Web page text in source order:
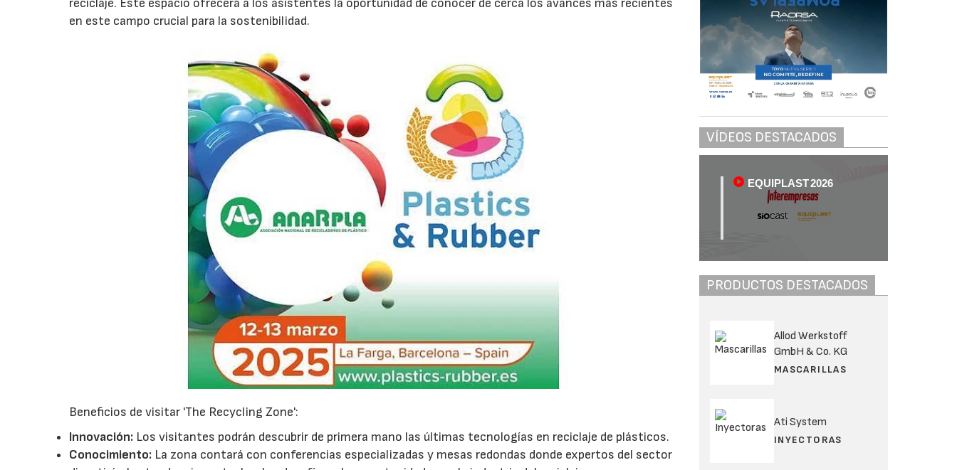
reciclaje. Este espacio ofrecerá a los asistentes la oportunidad de conocer de cerca los avances más recientes
en este campo crucial para la sostenibilidad.
Beneficios de visitar 'The Recycling Zone':
Innovación: Los visitantes podrán descubrir de primera mano las últimas tecnologías en reciclaje de plásticos.
Conocimiento: La zona contará con conferencias especializadas y mesas redondas donde expertos del sector
VÍDEOS DESTACADOS
EQUIPLAST 2026
PRODUCTOS DESTACADOS
Allod Werkstoff
GmbH & Co. KG
MASCARILLAS
Ati System
INYECTORAS